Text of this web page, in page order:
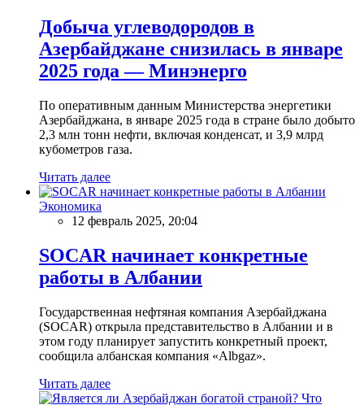
Добыча углеводородов в
Азербайджане снизилась в январе
2025 года — Минэнерго
По оперативным данным Министерства энергетики
Азербайджана, в январе 2025 года в стране было добыто
2,3 млн тонн нефти, включая конденсат, и 3,9 млрд
кубометров газа.
Читать далее
Экономика
12 февраль 2025, 20:04
SOCAR начинает конкретные
работы в Албании
Государственная нефтяная компания Азербайджана
(SOCAR) открыла представительство в Албании и в
этом году планирует запустить конкретный проект,
сообщила албанская компания «Albgaz».
Читать далее